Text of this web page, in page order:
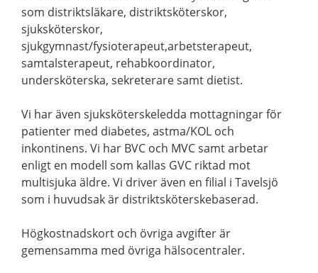
som distriktsläkare, distriktsköterskor,
sjuksköterskor,
sjukgymnast/fysioterapeut,arbetsterapeut,
samtalsterapeut, rehabkoordinator,
undersköterska, sekreterare samt dietist.
Vi har även sjuksköterskeledda mottagningar för
patienter med diabetes, astma/KOL och
inkontinens. Vi har BVC och MVC samt arbetar
enligt en modell som kallas GVC riktad mot
multisjuka äldre. Vi driver även en filial i Tavelsjö
som i huvudsak är distriktsköterskebaserad.
Högkostnadskort och övriga avgifter är
gemensamma med övriga hälsocentraler.